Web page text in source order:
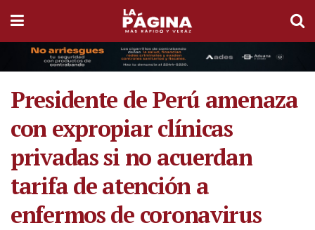
Presidente de Perú amenaza
con expropiar clínicas
privadas si no acuerdan
tarifa de atención a
enfermos de coronavirus